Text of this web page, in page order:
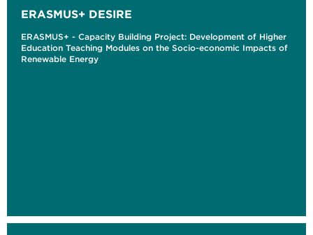
ERASMUS+ DESIRE
ERASMUS+ - Capacity Building Project: Development of Higher
Education Teaching Modules on the Socio-economic Impacts of
Renewable Energy